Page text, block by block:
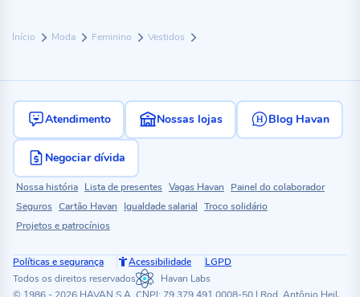
Início Moda Feminino Vestidos
Atendimento Nossas lojas Blog Havan
Negociar dívida
Nossa história Lista de presentes Vagas Havan
Painel do colaborador
Seguros Cartão Havan Igualdade salarial Troco solidário
Projetos e patrocínios
Políticas e segurança Acessibilidade
LGPD
Todos os direitos reservados
Havan Labs